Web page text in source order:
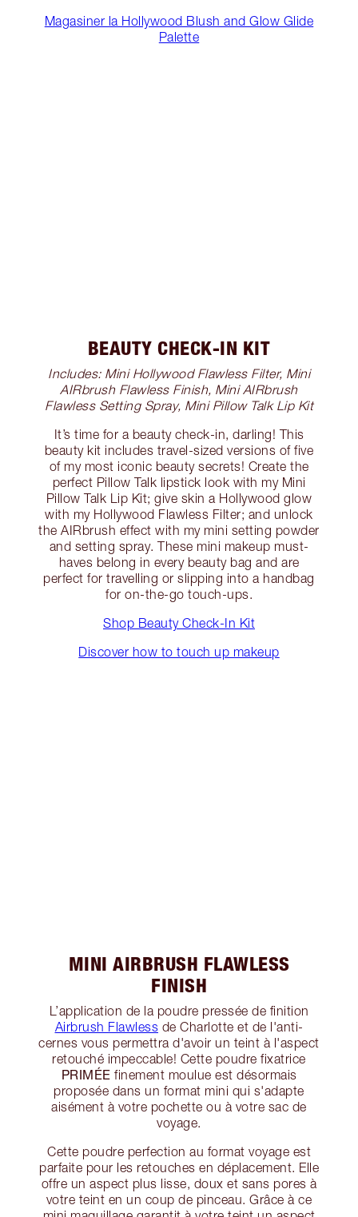
Magasiner la Hollywood Blush and Glow Glide
Palette
BEAUTY CHECK-IN KIT
Includes: Mini Hollywood Flawless Filter, Mini
AIRbrush Flawless Finish, Mini AIRbrush
Flawless Setting Spray, Mini Pillow Talk Lip Kit
It’s time for a beauty check-in, darling! This
beauty kit includes travel-sized versions of five
of my most iconic beauty secrets! Create the
perfect Pillow Talk lipstick look with my Mini
Pillow Talk Lip Kit; give skin a Hollywood glow
with my Hollywood Flawless Filter; and unlock
the AIRbrush effect with my mini setting powder
and setting spray. These mini makeup must-
haves belong in every beauty bag and are
perfect for travelling or slipping into a handbag
for on-the-go touch-ups.
Shop Beauty Check-In Kit
Discover how to touch up makeup
MINI AIRBRUSH FLAWLESS
FINISH
L’application de la poudre pressée de finition
Airbrush Flawless de Charlotte et de l'anti-
cernes vous permettra d'avoir un teint à l'aspect
retouché impeccable! Cette poudre fixatrice
PRIMÉE finement moulue est désormais
proposée dans un format mini qui s'adapte
aisément à votre pochette ou à votre sac de
voyage.
Cette poudre perfection au format voyage est
parfaite pour les retouches en déplacement. Elle
offre un aspect plus lisse, doux et sans pores à
votre teint en un coup de pinceau. Grâce à ce